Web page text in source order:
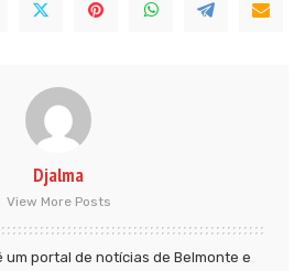
Djalma
View More Posts
é um portal de notícias de Belmonte e